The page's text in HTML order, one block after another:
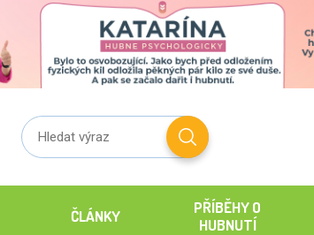
ČLÁNKY
PŘÍBĚHY O
HUBNUTÍ